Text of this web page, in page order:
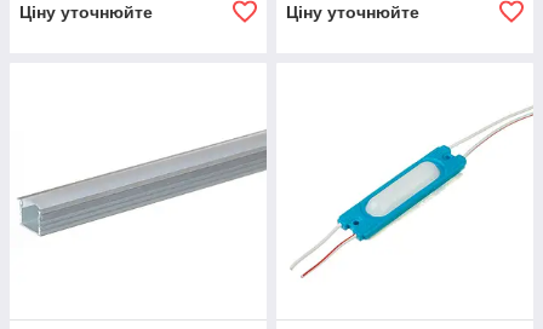
Ціну уточнюйте Ціну уточнюйте